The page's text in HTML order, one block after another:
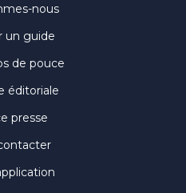
nous
un guide
de pouce
éditoriale
presse